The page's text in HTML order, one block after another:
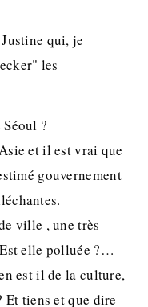
qui, je
les
?
et il est vrai que
gouvernement
ville , une très
elle polluée ?…
est il de la culture,
Et tiens et que dire